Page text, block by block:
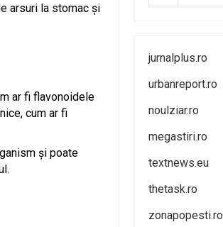
arsuri la stomac și
ar fi flavonoidele
cum ar fi
și poate
jurnalplus.ro
urbanreport.ro
noulziar.ro
megastiri.ro
textnews.eu
thetask.ro
zonapopesti.ro